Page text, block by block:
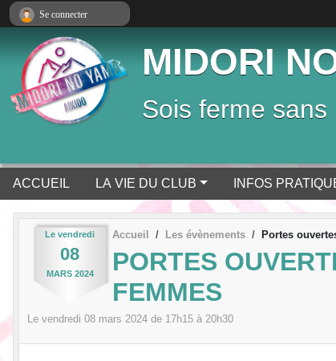
MIDORI
Sois ferme
ACCUEIL LA VIE DU CLUB INFOS
Le vendredi
08
MARS 2024
Accueil Les évènements Portes
PORTES
FEMMES
Le vendredi 08 mars 2024 de 17h15 à 20h30
Se connecter
Panneau de gestion des cookies